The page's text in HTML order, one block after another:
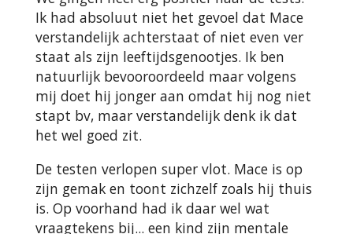
Ik had absoluut niet het gevoel dat Mace
verstandelijk achterstaat of niet even ver
staat als zijn leeftijdsgenootjes. Ik ben
natuurlijk bevooroordeeld maar volgens
mij doet hij jonger aan omdat hij nog niet
stapt bv, maar verstandelijk denk ik dat
het wel goed zit.
De testen verlopen super vlot. Mace is op
zijn gemak en toont zichzelf zoals hij thuis
is. Op voorhand had ik daar wel wat
vraagtekens bij... een kind zijn mentale